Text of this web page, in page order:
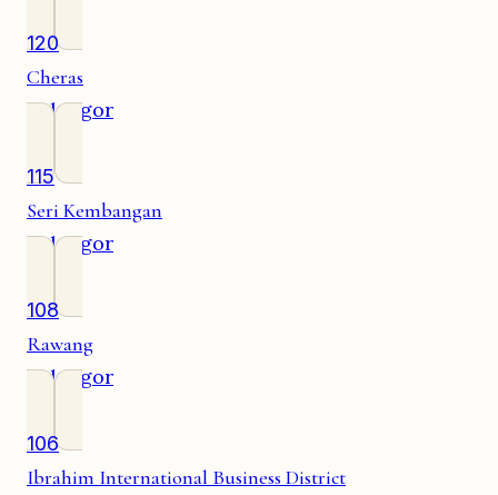
120
Cheras
Selangor
115
Seri Kembangan
Selangor
108
Rawang
Selangor
106
Ibrahim International Business District